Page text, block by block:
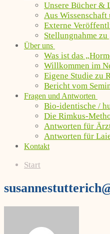
Unsere Bücher &
Aus Wissenschaft
Externe
Stellungnahme
Über uns
Was ist das
Willkommen im
Eigene Studie zu
Bericht vom
Fragen und Antworten
Bio-identische /
Die Rimkus-
Antworten für
Antworten für
Kontakt
Start